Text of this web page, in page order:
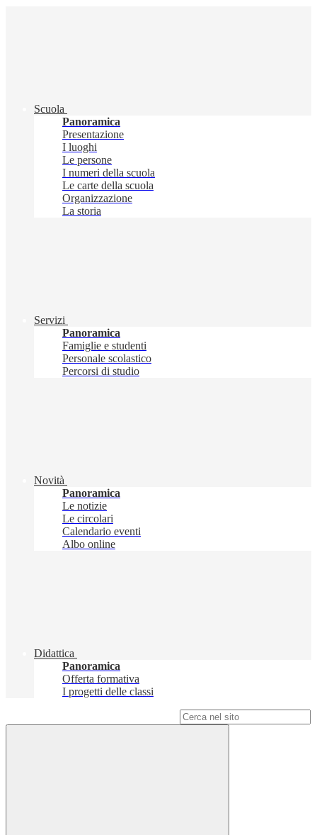
Scuola
Panoramica
Presentazione
I luoghi
Le persone
I numeri della scuola
Le carte della scuola
Organizzazione
La storia
Servizi
Panoramica
Famiglie e studenti
Personale scolastico
Percorsi di studio
Novità
Panoramica
Le notizie
Le circolari
Calendario eventi
Albo online
Didattica
Panoramica
Offerta formativa
I progetti delle classi